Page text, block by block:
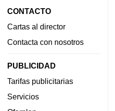
CONTACTO
Cartas al director
Contacta con nosotros
PUBLICIDAD
Tarifas publicitarias
Servicios